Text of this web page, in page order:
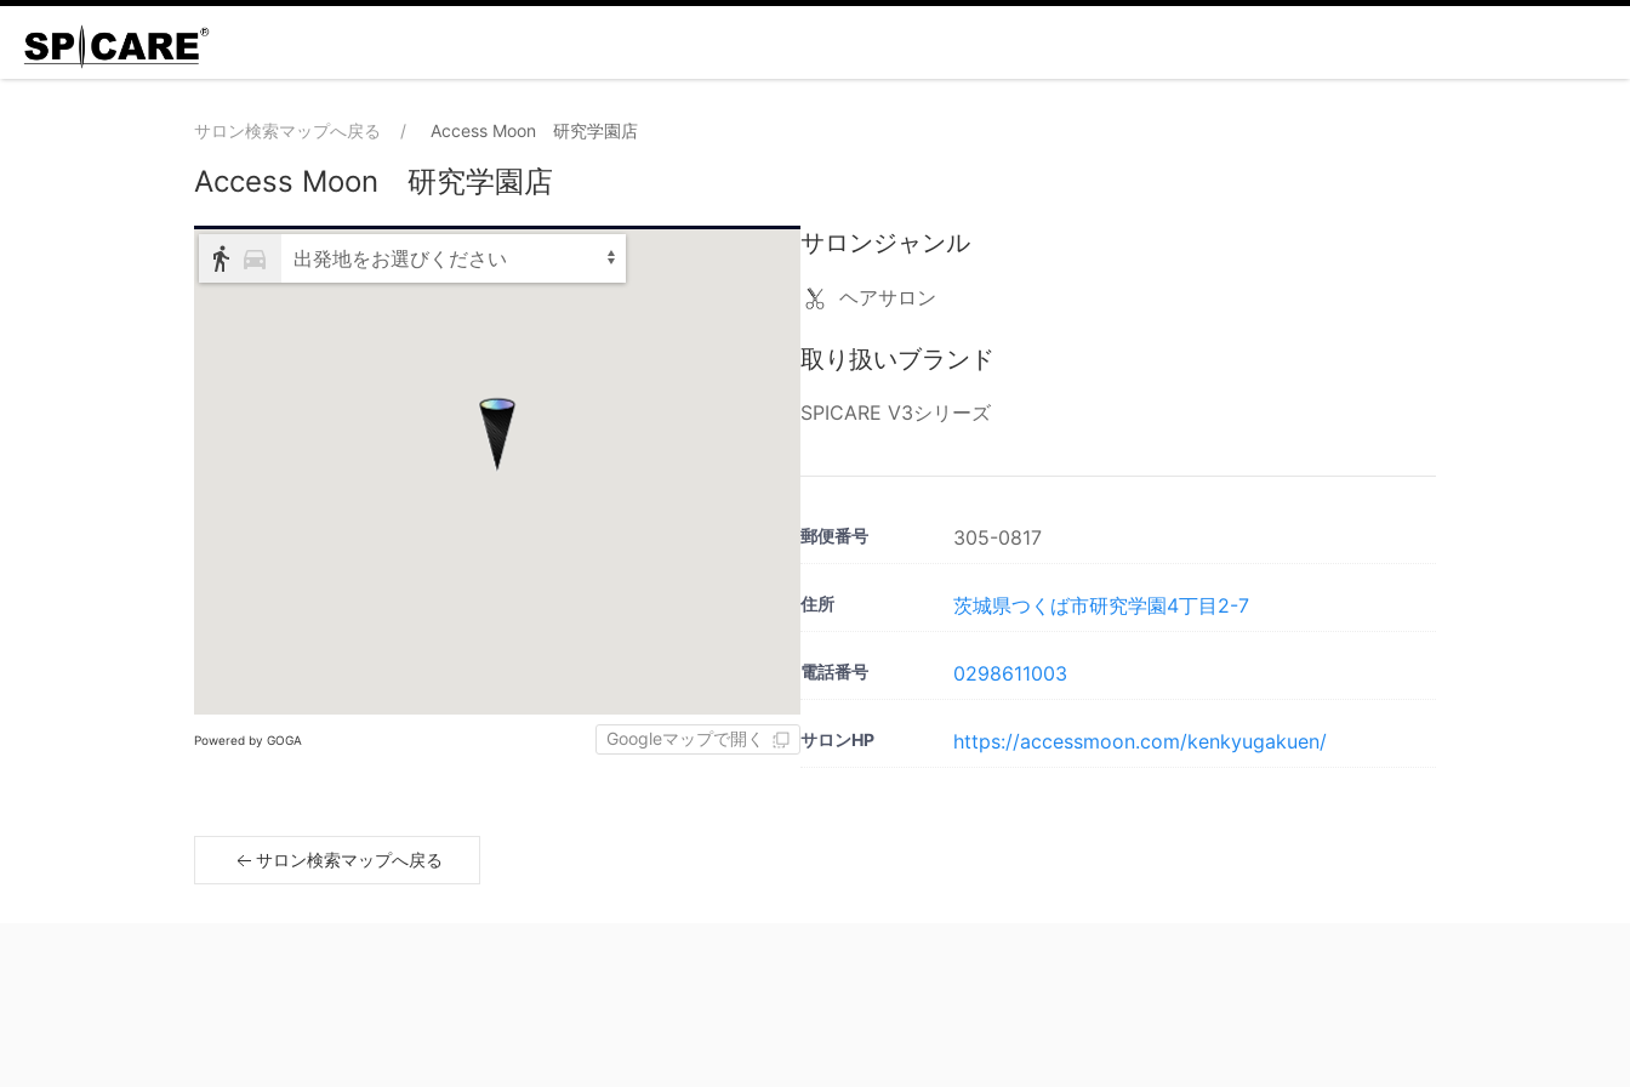
サロン検索マップへ戻る Access Moon 研究学園店
Access Moon 研究学園店
出発地をお選びください
Powered by GOGA Googleマップで開く
サロンジャンル
ヘアサロン
取り扱いブランド
SPICARE V3シリーズ
郵便番号 305-0817
住所 茨城県つくば市研究学園4丁目2-7
電話番号 0298611003
サロンHP https://accessmoon.com/kenkyugakuen/
サロン検索マップへ戻る